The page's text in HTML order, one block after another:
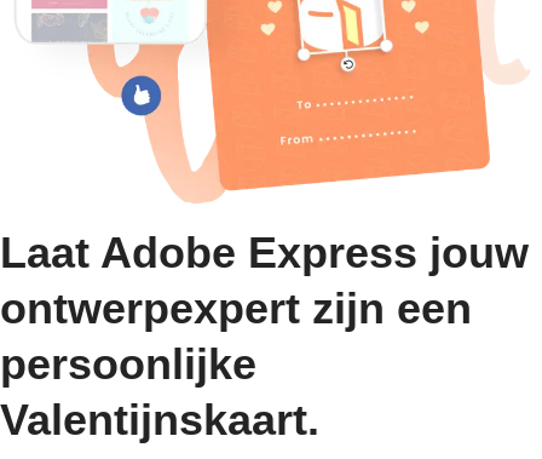
Laat Adobe Express jouw
ontwerpexpert zijn een
persoonlijke
Valentijnskaart.